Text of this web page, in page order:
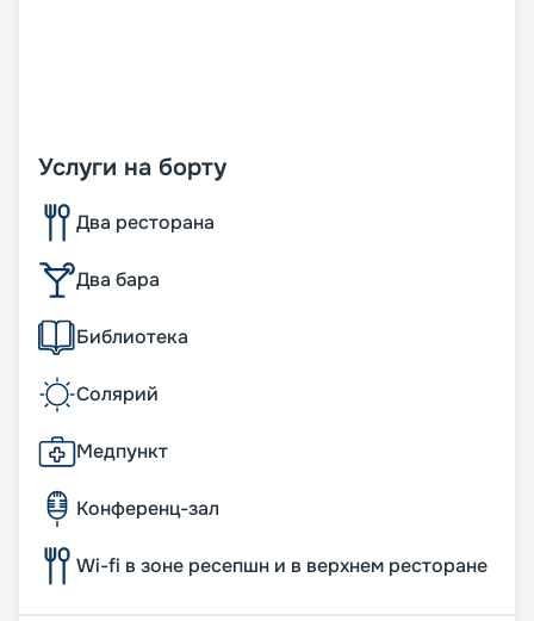
Услуги на борту
Два ресторана
Два бара
Библиотека
Солярий
Медпункт
Конференц-зал
Wi-fi в зоне ресепшн и в верхнем ресторане